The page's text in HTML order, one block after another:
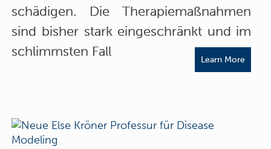
schädigen. Die Therapiemaßnahmen
sind bisher stark eingeschränkt und im
schlimmsten Fall
Learn More